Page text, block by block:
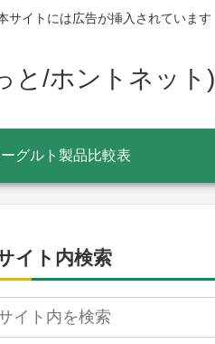
サイトには広告が挿入されています
と/ホントネット)
グルト製品比較表
イト内検索